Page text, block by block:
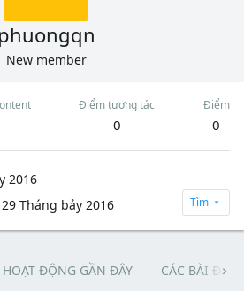
New member
Điểm tương tác
0
Điểm
0
2016
29 Tháng bảy 2016 Tìm
HOẠT ĐỘNG GẦN ĐÂY CÁC BÀI